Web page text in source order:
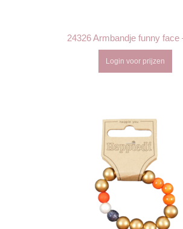
24326 Armbandje funny face
Login voor prijzen